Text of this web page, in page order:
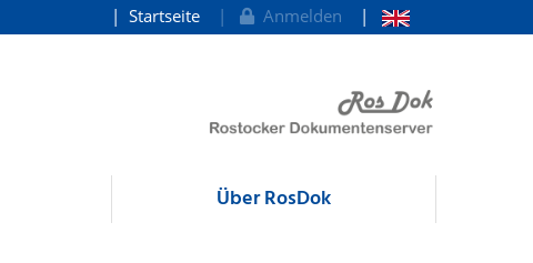
Startseite Anmelden
Über RosDok